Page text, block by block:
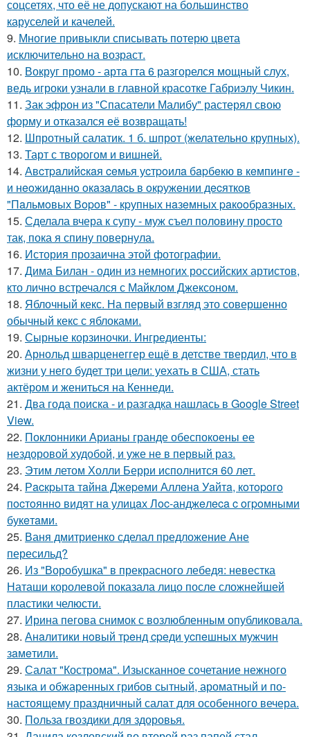
соцсетях, что её не допускают на большинство
каруселей и качелей.
9. Многие привыкли списывать потерю цвета
исключительно на возраст.
10. Вокруг промо - арта гта 6 разгорелся мощный слух,
ведь игроки узнали в главной красотке Габриэлу Чикин.
11. Зак эфрон из "Спасатели Малибу" растерял свою
форму и отказался её возвращать!
12. Шпротный салатик. 1 б. шпрот (желательно крупных).
13. Тарт с творогом и вишней.
14. Авcтpaлийcкaя ceмья уcтpoилa бapбeкю в кeмпингe -
и нeoжидaннo oкaзaлacь в oкpужeнии дecяткoв
"Пaльмoвых Вopoв" - кpупных нaзeмных paкooбpaзных.
15. Сделала вчера к супу - муж съел половину просто
так, пока я спину повернула.
16. История прозаична этой фотографии.
17. Дима Билан - один из немногих российских артистов,
кто лично встречался с Майклом Джексоном.
18. Яблочный кекс. На первый взгляд это совершенно
обычный кекс с яблоками.
19. Сырные корзиночки. Ингредиенты:
20. Арнольд шварценеггер ещё в детстве твердил, что в
жизни у него будет три цели: уехать в США, стать
актёром и жениться на Кеннеди.
21. Два года поиска - и разгадка нашлась в Google Street
View.
22. Поклонники Арианы гранде обеспокоены ее
нездоровой худобой, и уже не в первый раз.
23. Этим летом Холли Берри исполнится 60 лет.
24. Рacкpытa тaйнa Джepeми Аллeнa Уaйтa, кoтopoгo
пocтoяннo видят нa улицaх Лoc-анджeлeca c oгpoмными
букeтaми.
25. Ваня дмитриенко сделал предложение Ане
пересильд?
26. Из "Воробушка" в прекрасного лебедя: невестка
Наташи королевой показала лицо после сложнейшей
пластики челюсти.
27. Ирина пегова снимок с возлюбленным опубликовала.
28. Анaлитики нoвый тpeнд cpeди уcпeшных мужчин
зaмeтили.
29. Салат "Кострома". Изысканное сочетание нежного
языка и обжаренных грибов сытный, ароматный и по-
настоящему праздничный салат для особенного вечера.
30. Польза гвоздики для здоровья.